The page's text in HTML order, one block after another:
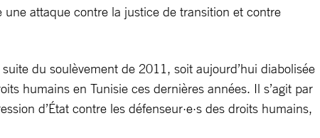
attaque contre la justice de transition et contre
du soulèvement de 2011, soit aujourd’hui diabolisée
humains en Tunisie ces dernières années. Il s’agit par
d’État contre les défenseur·e·s des droits humains,